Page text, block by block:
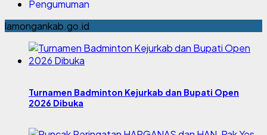
Pengumuman
lamongankab.go.id
Turnamen Badminton Kejurkab dan Bupati Open
2026 Dibuka